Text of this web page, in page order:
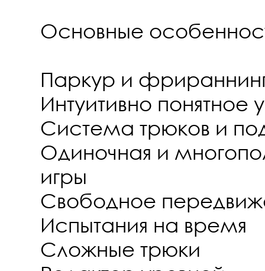
Основные
Паркур и
Интуитивно понятное
Система трюков и
Одиночная и
игры
Свободное
Испытания на время
Сложные трюки